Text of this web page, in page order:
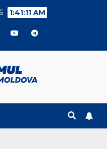
1:41:11 AM